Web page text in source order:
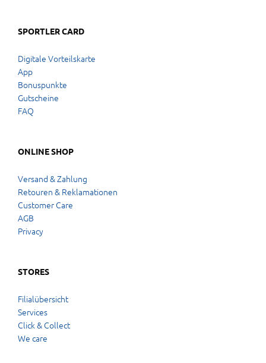
SPORTLER CARD
Digitale Vorteilskarte
App
Bonuspunkte
Gutscheine
FAQ
ONLINE SHOP
Versand & Zahlung
Retouren & Reklamationen
Customer Care
AGB
Privacy
STORES
Filialübersicht
Services
Click & Collect
We care